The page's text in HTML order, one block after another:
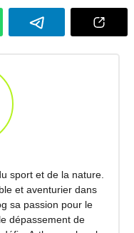
sport et de la nature.
et aventurier dans
sa passion pour le
dépassement de